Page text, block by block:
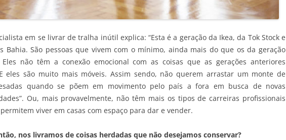
em se livrar de tralha inútil explica: “Esta é a geração da Ikea, da Tok Stock e
Bahia. São pessoas que vivem com o mínimo, ainda mais do que os da geração
não têm a conexão emocional com as coisas que as gerações anteriores
eles são muito mais móveis. Assim sendo, não querem arrastar um monte de
quando se põem em movimento pelo país a fora em busca de novas
Ou, mais provavelmente, não têm mais os tipos de carreiras profissionais
viver em casas com espaço para dar e vender.
nos livramos de coisas herdadas que não desejamos conservar?